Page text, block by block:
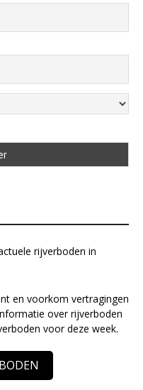
rijverboden in
en voorkom vertragingen
over rijverboden
voor deze week.